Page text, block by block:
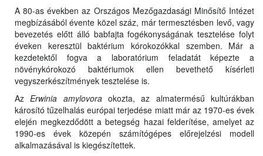
A 80-as években az Országos Mezőgazdasági Minősítő Intézet
megbízásából évente közel száz, már termesztésben levő, vagy
bevezetés előtt álló babfajta fogékonyságának tesztelése folyt
éveken keresztül baktérium kórokozókkal szemben. Már a
kezdetektől fogva a laboratórium feladatát képezte a
növénykórokozó baktériumok ellen bevethető kísérleti
vegyszerkészítmények tesztelése is.
AzErwinia amylovoraokozta, az almatermésű kultúrákban
károsító tűzelhalás európai terjedése miatt már az 1970-es évek
elején megkezdődött a betegség hazai felderítése, amelyet az
1990-es évek közepén számítógépes előrejelzési modell
alkalmazásával is kiegészítettek.